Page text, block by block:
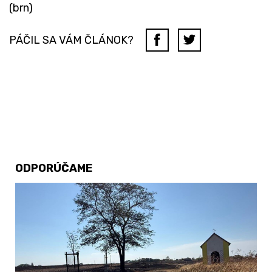
(brn)
PÁČIL SA VÁM ČLÁNOK?
ODPORÚČAME